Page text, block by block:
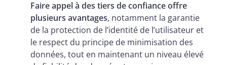
Faire appel à des tiers de confiance offre
plusieurs avantages, notamment la garantie
de la protection de l’identité de l’utilisateur et
le respect du principe de minimisation des
données, tout en maintenant un niveau élevé